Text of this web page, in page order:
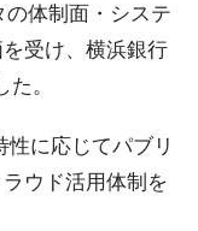
体制面・システ
受け、横浜銀行
。
に応じてパブリ
ウド活用体制を